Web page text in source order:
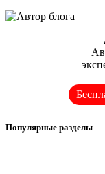
Популярные разделы